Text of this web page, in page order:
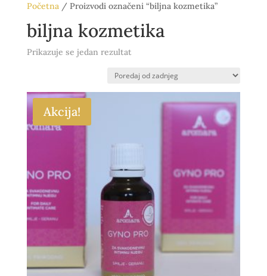
Početna/ Proizvodi označeni “biljna kozmetika”
biljna kozmetika
Prikazuje se jedan rezultat
Akcija!